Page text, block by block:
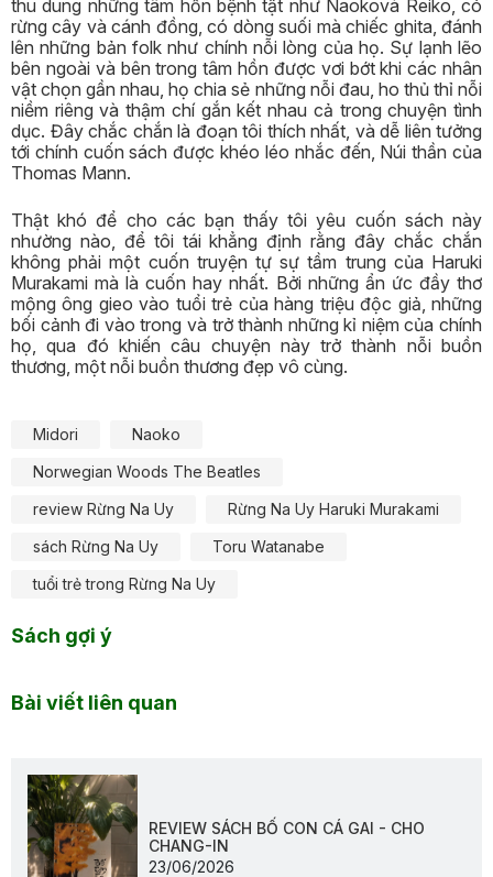
thu dung những tâm hồn bệnh tật như Naokovà Reiko, có
rừng cây và cánh đồng, có dòng suối mà chiếc ghita, đánh
lên những bản folk như chính nỗi lòng của họ. Sự lạnh lẽo
bên ngoài và bên trong tâm hồn được vơi bớt khi các nhân
vật chọn gần nhau, họ chia sẻ những nỗi đau, ho thủ thỉ nỗi
niềm riêng và thậm chí gắn kết nhau cả trong chuyện tình
dục. Đây chắc chắn là đoạn tôi thích nhất, và dễ liên tưởng
tới chính cuốn sách được khéo léo nhắc đến, Núi thần của
Thomas Mann.
Thật khó để cho các bạn thấy tôi yêu cuốn sách này
nhường nào, để tôi tái khẳng định rằng đây chắc chắn
không phải một cuốn truyện tự sự tầm trung của Haruki
Murakami mà là cuốn hay nhất. Bởi những ẩn ức đầy thơ
mộng ông gieo vào tuổi trẻ của hàng triệu độc giả, những
bối cảnh đi vào trong và trở thành những kỉ niệm của chính
họ, qua đó khiến câu chuyện này trở thành nỗi buồn
thương, một nỗi buồn thương đẹp vô cùng.
Midori
Naoko
Norwegian Woods The Beatles
review Rừng Na Uy
Rừng Na Uy Haruki Murakami
sách Rừng Na Uy
Toru Watanabe
tuổi trẻ trong Rừng Na Uy
Sách gợi ý
Bài viết liên quan
REVIEW SÁCH BỐ CON CÁ GAI - CHO
CHANG-IN
23/06/2026